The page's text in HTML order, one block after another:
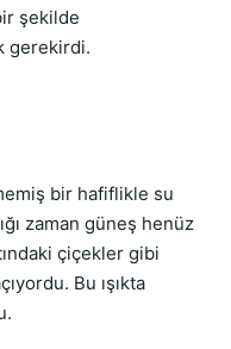
şekilde
gerekirdi.
bir hafiflikle su
zaman güneş henüz
çiçekler gibi
Bu ışıkta